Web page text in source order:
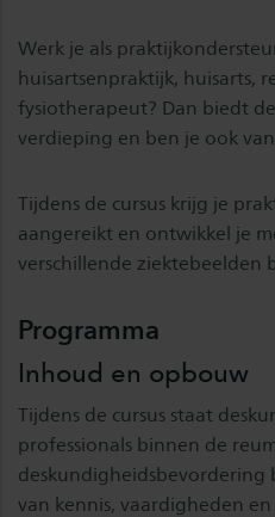
Werk je als
huisartsenpraktijk, huisarts,
fysiotherapeut? Dan biedt
verdieping en ben je ook
Tijdens de cursus krijg je
aangereikt en ontwikkel je
verschillende ziektebeelden
Programma
Inhoud en opbouw
Tijdens de cursus staat
professionals binnen de
deskundigheidsbevordering
van kennis, vaardigheden